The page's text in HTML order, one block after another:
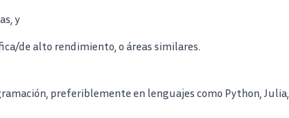
y
de alto rendimiento, o áreas similares.
preferiblemente en lenguajes como Python, Julia,